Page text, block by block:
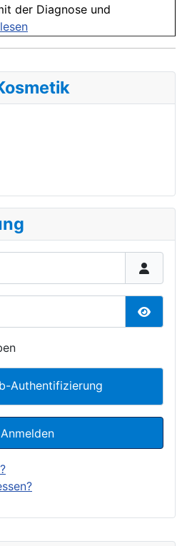
der Diagnose und
Authentifizierung
Anmelden